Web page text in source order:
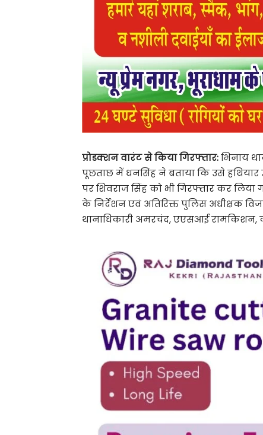
प्रोडक्शन वारंट से किया गिरफ्तार:भिनाय
पूछताछ में धनसिंह ने बताया कि उसे हथियार
पर शिवराज सिंह को भी गिरफ्तार कर लिया
के निर्देशन एवं अतिरिक्त पुलिस अधीक्षक
थानाधिकारी अमरचंद, एएसआई रामकिशन,